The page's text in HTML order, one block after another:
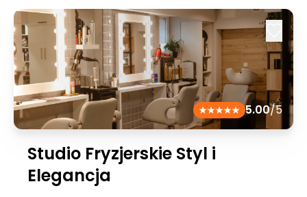
5.00/5
Studio Fryzjerskie Styl i
Elegancja